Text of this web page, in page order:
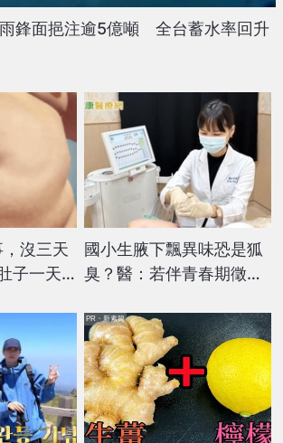
鋒面挹注逾5億噸 全台蓄水率回升
沒三天
子一天
國小生腋下飄異味恐是狐
臭？醫：若伴青春期徵象
PR・新素簡